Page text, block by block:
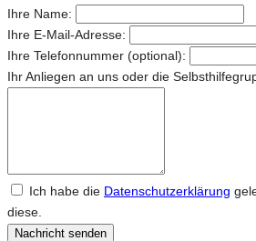
Ihre Name:
Ihre E-Mail-Adresse:
Ihre Telefonnummer (optional):
Ihr Anliegen an uns oder die
Ich habe die Datenschutzerklärung
diese.
Nachricht senden